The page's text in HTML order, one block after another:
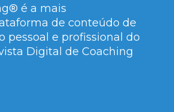
é a mais
de conteúdo de
pessoal e profissional do
Digital de Coaching